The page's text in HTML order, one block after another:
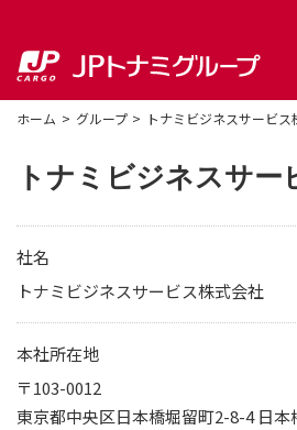
ホーム グループ トナミビジネスサービス
トナミビジネスサー
社名
トナミビジネスサービス株式会社
本社所在地
〒103-0012
東京都中央区日本橋堀留町2-8-4 日本